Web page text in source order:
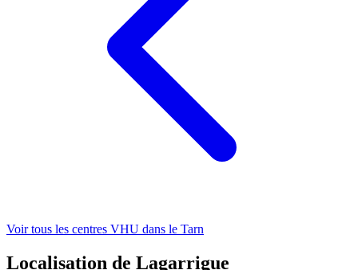
Voir tous les centres VHU dans le Tarn
Localisation de Lagarrigue